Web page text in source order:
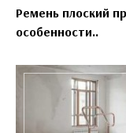
Ремень плоский
особенности..